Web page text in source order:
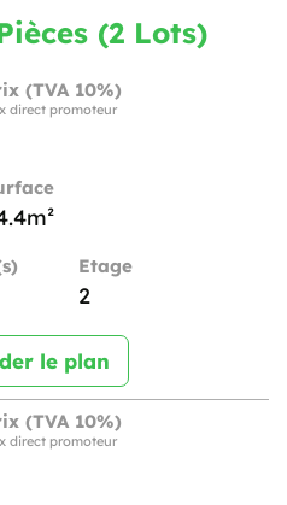
(2 Lots)
(TVA 10%)
direct promoteur
Etage
2
le plan
(TVA 10%)
direct promoteur